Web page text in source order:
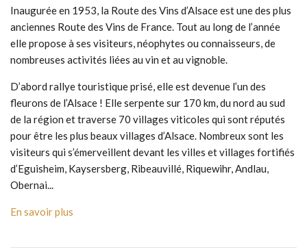
Inaugurée en 1953, la Route des Vins d’Alsace est une des plus
anciennes Route des Vins de France. Tout au long de l’année
elle propose à ses visiteurs, néophytes ou connaisseurs, de
nombreuses activités liées au vin et au vignoble.
D’abord rallye touristique prisé, elle est devenue l’un des
fleurons de l’Alsace ! Elle serpente sur 170 km, du nord au sud
de la région et traverse 70 villages viticoles qui sont réputés
pour être les plus beaux villages d’Alsace. Nombreux sont les
visiteurs qui s’émerveillent devant les villes et villages fortifiés
d’Eguisheim, Kaysersberg, Ribeauvillé, Riquewihr, Andlau,
Obernai...
En savoir plus